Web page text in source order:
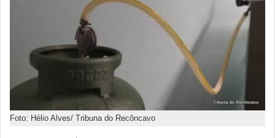
Foto: Hélio Alves/ Tribuna do Recôncavo